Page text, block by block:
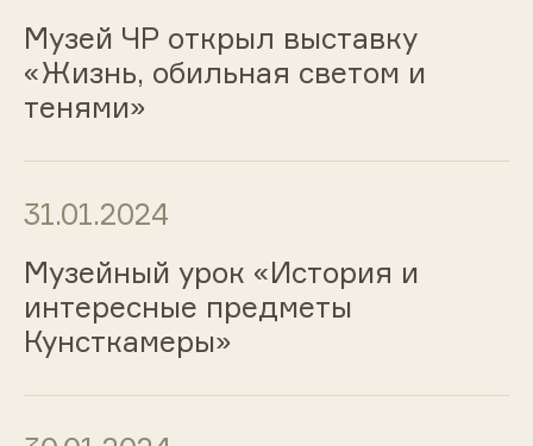
Музей ЧР открыл выставку
«Жизнь, обильная светом и
тенями»
31.01.2024
Музейный урок «История и
интересные предметы
Кунсткамеры»